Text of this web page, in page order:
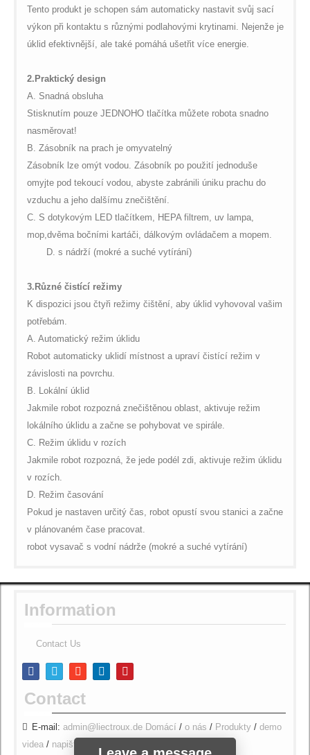
Tento produkt je schopen sám automaticky nastavit svůj sací
výkon při kontaktu s různými podlahovými krytinami. Nejenže je
úklid efektivnější, ale také pomáhá ušetřit více energie.
2. Praktický design
A. Snadná obsluha
Stisknutím pouze JEDNOHO tlačítka můžete robota snadno
nasměrovat!
B. Zásobník na prach je omyvatelný
Zásobník lze omýt vodou. Zásobník po použití jednoduše
omyjte pod tekoucí vodou, abyste zabránili úniku prachu do
vzduchu a jeho dalšímu znečištění.
C. S dotykovým LED tlačítkem, HEPA filtrem, uv lampa,
mop,dvěma bočními kartáči, dálkovým ovládačem a mopem.
D. s nádrží (mokré a suché vytírání)
3. Různé čistící režimy
K dispozici jsou čtyři režimy čištění, aby úklid vyhovoval vašim
potřebám.
A. Automatický režim úklidu
Robot automaticky uklidí místnost a upraví čistící režim v
závislosti na povrchu.
B. Lokální úklid
Jakmile robot rozpozná znečištěnou oblast, aktivuje režim
lokálního úklidu a začne se pohybovat ve spirále.
C. Režim úklidu v rozích
Jakmile robot rozpozná, že jede podél zdi, aktivuje režim úklidu
v rozích.
D. Režim časování
Pokud je nastaven určitý čas, robot opustí svou stanici a začne
v plánovaném čase pracovat.
robot vysavač s vodní nádrže (mokré a suché vytírání)
Information
Contact Us
Contact
E-mail: admin@liectroux.de Domácí / o nás / Produkty / demo
videa / napište nám